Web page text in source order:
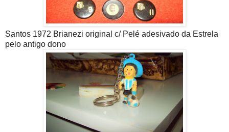
Santos 1972 Brianezi original c/ Pelé adesivado da Estrela
pelo antigo dono